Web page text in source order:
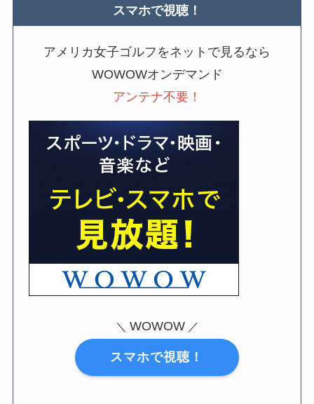
スマホで視聴！
アメリカ女子ゴルフをネットで見るなら
WOWOWオンデマンド
アンテナ不要！
＼ WOWOW／
スマホで視聴！